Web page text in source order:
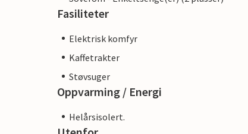
Fasiliteter
Elektrisk komfyr
Kaffetrakter
Støvsuger
Oppvarming / Energi
Helårsisolert.